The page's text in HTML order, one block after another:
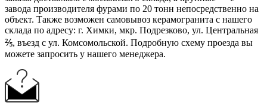
завода производителя фурами по 20 тонн непосредственно на
объект. Также возможен самовывоз керамогранита с нашего
склада по адресу: г. Химки, мкр. Подрезково, ул. Центральная
⅖, въезд с ул. Комсомольской. Подробную схему проезда вы
можете запросить у нашего менеджера.